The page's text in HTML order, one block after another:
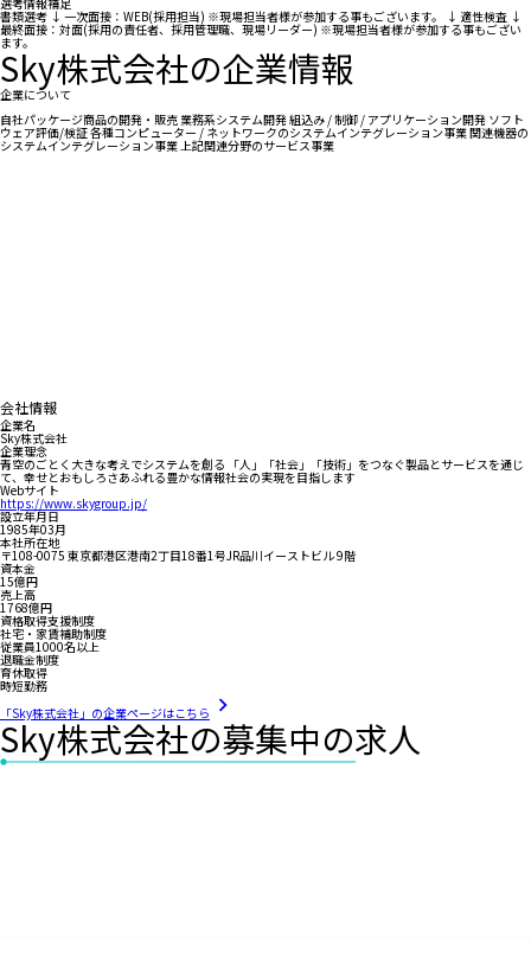
書類選考 ↓ 一次面接：WEB(採用担当) ※現場担当者様が参加する事もございます。 ↓ 適性検査 ↓
最終面接：対面(採用の責任者、採用管理職、現場リーダー) ※現場担当者様が参加する事もござい
ます。
Sky株式会社の企業情報
企業について
自社パッケージ商品の開発・販売 業務系システム開発 組込み / 制御 / アプリケーション開発 ソフト
ウェア評価/検証 各種コンピューター / ネットワークのシステムインテグレーション事業 関連機器の
システムインテグレーション事業 上記関連分野のサービス事業
会社情報
企業名
Sky株式会社
企業理念
青空のごとく大きな考えでシステムを創る 「人」「社会」「技術」をつなぐ製品とサービスを通じ
て、幸せとおもしろさあふれる豊かな情報社会の実現を目指します
Webサイト
https://www.skygroup.jp/
設立年月日
1985年03月
本社所在地
〒108-0075 東京都港区港南2丁目18番1号JR品川イーストビル 9階
資本金
15億円
売上高
1768億円
資格取得支援制度
社宅・家賃補助制度
従業員1000名以上
退職金制度
育休取得
時短勤務
「Sky株式会社」の企業ページはこちら
Sky株式会社の募集中の求人